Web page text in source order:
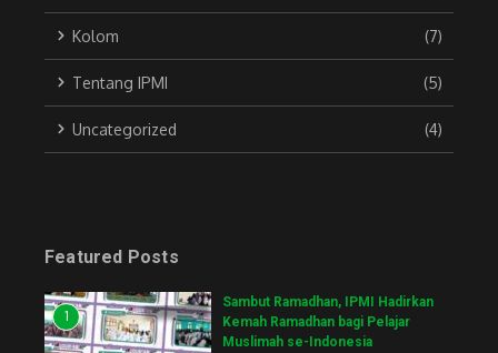
Kolom (7)
Tentang IPMI (5)
Uncategorized (4)
Featured Posts
1
Sambut Ramadhan, IPMI Hadirkan
Kemah Ramadhan bagi Pelajar
Muslimah se-Indonesia